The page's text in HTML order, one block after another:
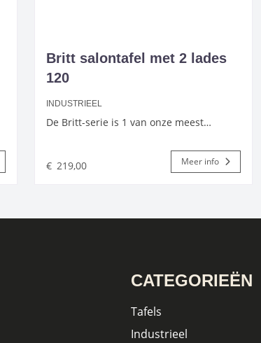
Britt salontafel met 2 lades
120
INDUSTRIEEL
De Britt-serie is 1 van onze meest…
€ 219,00 Meer info
CATEGORIEËN
Tafels
Industrieel